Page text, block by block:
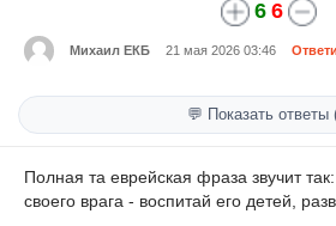
6 6
Михаил ЕКБ 21 мая 2026 03:46
💬 Показать ответы
Полная та еврейская фраза звучит
своего врага - воспитай его детей,